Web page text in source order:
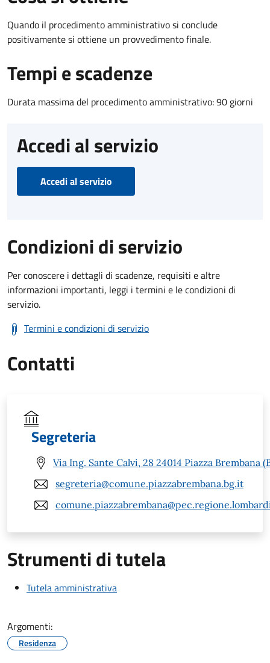
Quando il procedimento amministrativo si conclude
positivamente si ottiene un provvedimento finale.
Tempi e scadenze
Durata massima del procedimento amministrativo: 90 giorni
Accedi al servizio
Accedi al servizio
Condizioni di servizio
Per conoscere i dettagli di scadenze, requisiti e altre
informazioni importanti, leggi i termini e le condizioni di
servizio.
Termini e condizioni di servizio
Contatti
Segreteria
Via Ing. Sante Calvi, 28 24014 Piazza Brembana
segreteria@comune.piazzabrembana.bg.it
Strumenti di tutela
Tutela amministrativa
Argomenti:
Residenza